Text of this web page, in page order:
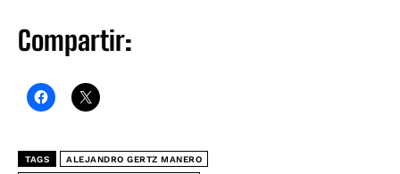
Compartir:
TAGS ALEJANDRO GERTZ MANERO